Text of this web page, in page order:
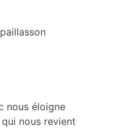
nous éloigne
nous revient